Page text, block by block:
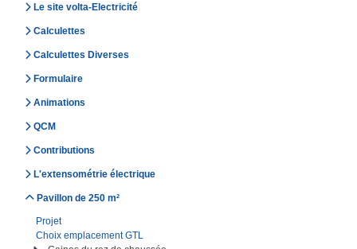
Le site volta-Electricité
Calculettes
Calculettes Diverses
Formulaire
Animations
QCM
Contributions
L'extensométrie électrique
Pavillon de 250 m²
Projet
Choix emplacement GTL